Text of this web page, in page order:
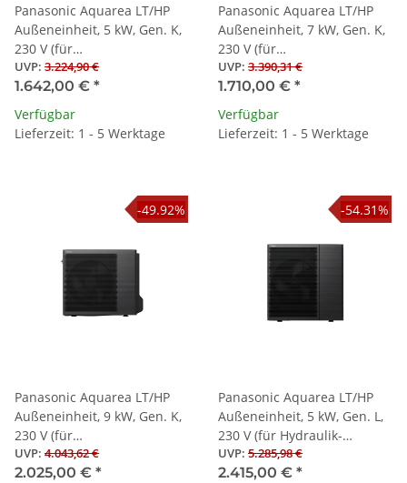
Panasonic Aquarea LT/HP
Außeneinheit, 5 kW, Gen. K,
230 V (für
Splitwärmepumpen)
UVP: 3.224,90 €
1.642,00 € *
Verfügbar
Lieferzeit: 1 - 5 Werktage
Panasonic Aquarea LT/HP
Außeneinheit, 7 kW, Gen. K,
230 V (für
Splitwärmepumpen)
UVP: 3.390,31 €
1.710,00 € *
Verfügbar
Lieferzeit: 1 - 5 Werktage
-49.92%
Panasonic Aquarea LT/HP
Außeneinheit, 9 kW, Gen. K,
230 V (für
Splitwärmepumpen)
UVP: 4.043,62 €
2.025,00 € *
-54.31%
Panasonic Aquarea LT/HP
Außeneinheit, 5 kW, Gen. L,
230 V (für Hydraulik-
Splitwärmepumpen)
UVP: 5.285,98 €
2.415,00 € *